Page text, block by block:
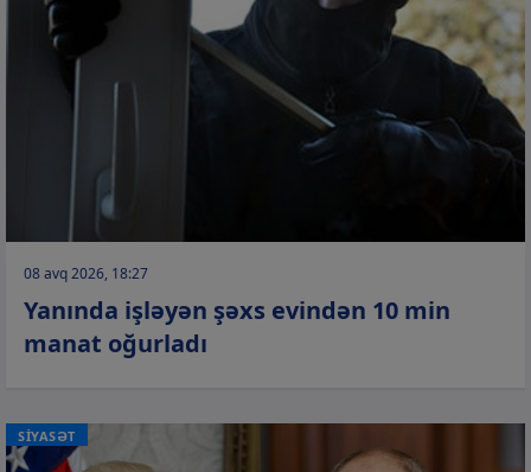
08 avq 2026, 18:27
Yanında işləyən şəxs evindən 10 min
manat oğurladı
SİYASƏT